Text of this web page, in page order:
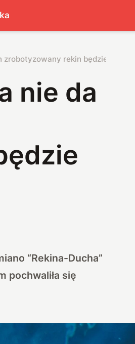
rekin będzie duchem
nie da
“Rekina-Ducha”
pochwaliła się